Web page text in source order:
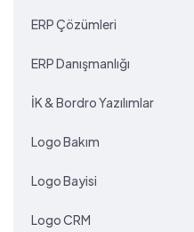
ERP Çözümleri
ERP Danışmanlığı
İK & Bordro Yazılımlar
Logo Bakım
Logo Bayisi
Logo CRM